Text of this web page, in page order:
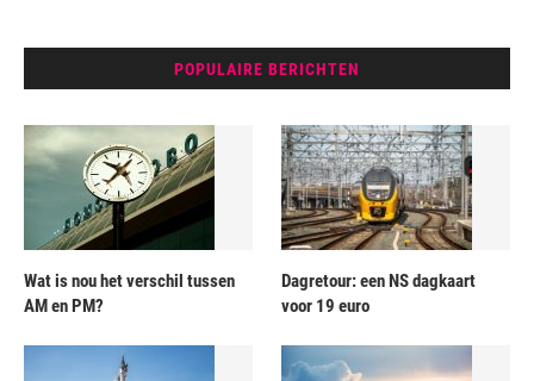
POPULAIRE BERICHTEN
Wat is nou het verschil tussen
AM en PM?
Dagretour: een NS dagkaart
voor 19 euro